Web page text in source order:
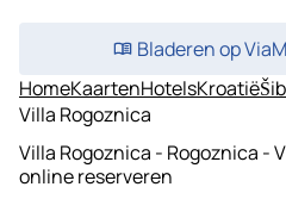
Bladeren op
HomeKaartenHotelsKroatië
Villa Rogoznica
Villa Rogoznica - Rogoznica -
online reserveren